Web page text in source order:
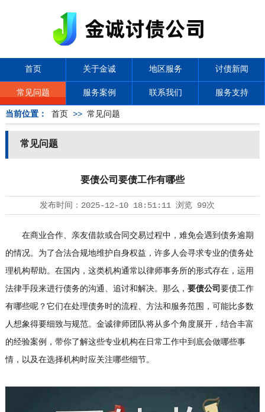
首页 关于金诚 地区服务 讨债新闻
常见问题 服务案例 联系我们 服务支持
当前位置： 首页 >> 常见问题
常见问题
要债公司要债工作有哪些
发布时间： 2025-12-10 18:51:11浏览 99次
在商业合作、亲友借款或合同交易过程中，难免会遇到债务逾期
的情况。为了合法合规地维护自身权益，许多人会寻求专业的债务处
理机构帮助。在国内，这类机构通常以律师事务所的形式存在，运用
法律手段来进行债务的沟通、追讨和解决。那么， 要债公司 要债工作
有哪些呢？它们在处理债务时的流程、方法和服务范围，可能比多数
人想象得要细致与规范。金诚律师团队将从多个角度展开，结合丰富
的经验案例，带你了解这些专业机构在日常工作中到底会做哪些事
情，以及在选择机构时应关注哪些细节。